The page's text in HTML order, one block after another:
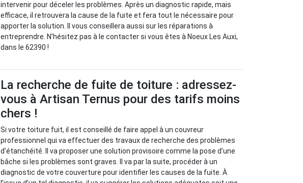
intervenir pour déceler les problèmes. Après un diagnostic rapide, mais
efficace, il retrouvera la cause de la fuite et fera tout le nécessaire pour
apporter la solution. Il vous conseillera aussi sur les réparations à
entreprendre. N’hésitez pas à le contacter si vous êtes à Noeux Les Auxi,
dans le 62390 !
La recherche de fuite de toiture : adressez-
vous à Artisan Ternus pour des tarifs moins
chers !
Si votre toiture fuit, il est conseillé de faire appel à un couvreur
professionnel qui va effectuer des travaux de recherche des problèmes
d’étanchéité. Il va proposer une solution provisoire comme la pose d’une
bâche si les problèmes sont graves. Il va par la suite, procéder à un
diagnostic de votre couverture pour identifier les causes de la fuite. À